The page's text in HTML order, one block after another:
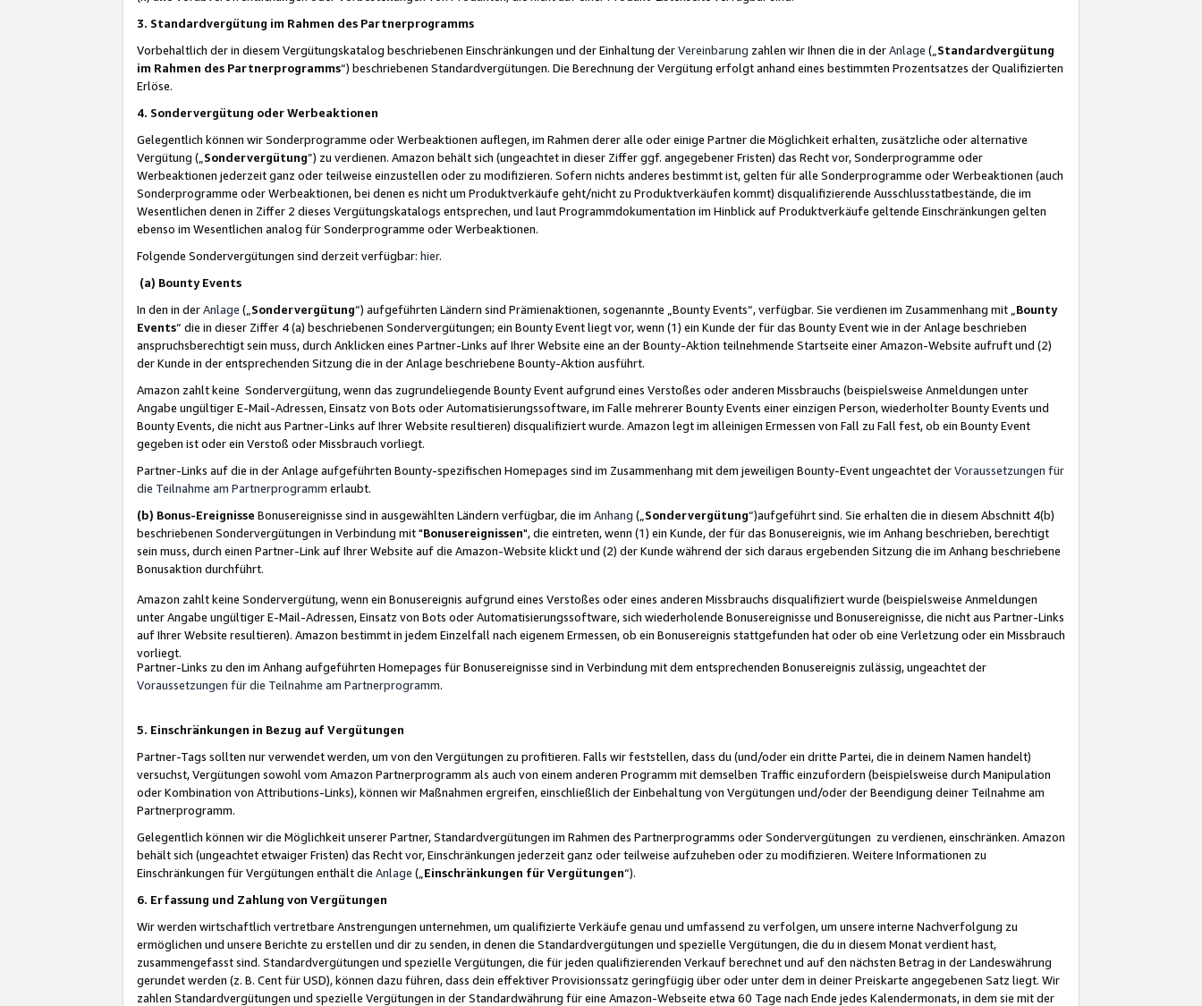
3. Standardvergütung im Rahmen des Partnerprogramms
Vorbehaltlich der in diesem Vergütungskatalog beschriebenen Einschränkungen und der Einhaltung derVereinbarung zahlen wir Ihnen die in derAnlage („ Standardvergütung
im Rahmen des Partnerprogramms“) beschriebenen Standardvergütungen. Die Berechnung der Vergütung erfolgt anhand eines bestimmten Prozentsatzes der Qualifizierten
Erlöse.
4. Sondervergütung oder Werbeaktionen
Gelegentlich können wir Sonderprogramme oder Werbeaktionen auflegen, im Rahmen derer alle oder einige Partner die Möglichkeit erhalten, zusätzliche oder alternative
Vergütung („ Sondervergütung”) zu verdienen. Amazon behält sich (ungeachtet in dieser Ziffer ggf. angegebener Fristen) das Recht vor, Sonderprogramme oder
Werbeaktionen jederzeit ganz oder teilweise einzustellen oder zu modifizieren. Sofern nichts anderes bestimmt ist, gelten für alle Sonderprogramme oder Werbeaktionen (auch
Sonderprogramme oder Werbeaktionen, bei denen es nicht um Produktverkäufe geht/nicht zu Produktverkäufen kommt) disqualifizierende Ausschlusstatbestände, die im
Wesentlichen denen in Ziffer 2 dieses Vergütungskatalogs entsprechen, und laut Programmdokumentation im Hinblick auf Produktverkäufe geltende Einschränkungen gelten
ebenso im Wesentlichen analog für Sonderprogramme oder Werbeaktionen.
Folgende Sondervergütungen sind derzeit verfügbar: hier.
(a) Bounty Events
In den in derAnlage („ Sondervergütung“) aufgeführten Ländern sind Prämienaktionen, sogenannte „Bounty Events“, verfügbar. Sie verdienen im Zusammenhang mit „ Bounty
Events“ die in dieser Ziffer 4 (a) beschriebenen Sondervergütungen; ein Bounty Event liegt vor, wenn (1) ein Kunde der für das Bounty Event wie in der Anlage beschrieben
anspruchsberechtigt sein muss, durch Anklicken eines Partner-Links auf Ihrer Website eine an der Bounty-Aktion teilnehmende Startseite einer Amazon-Website aufruft und (2)
der Kunde in der entsprechenden Sitzung die in der Anlage beschriebene Bounty-Aktion ausführt.
Amazon zahlt keine Sondervergütung, wenn das zugrundeliegende Bounty Event aufgrund eines Verstoßes oder anderen Missbrauchs (beispielsweise Anmeldungen unter
Angabe ungültiger E-Mail-Adressen, Einsatz von Bots oder Automatisierungssoftware, im Falle mehrerer Bounty Events einer einzigen Person, wiederholter Bounty Events und
Bounty Events, die nicht aus Partner-Links auf Ihrer Website resultieren) disqualifiziert wurde. Amazon legt im alleinigen Ermessen von Fall zu Fall fest, ob ein Bounty Event
gegeben ist oder ein Verstoß oder Missbrauch vorliegt.
Partner-Links auf die in der Anlage aufgeführten Bounty-spezifischen Homepages sind im Zusammenhang mit dem jeweiligen Bounty-Event ungeachtet derVoraussetzungen für
die Teilnahme am Partnerprogramm erlaubt.
(b) Bonus-Ereignisse Bonusereignisse sind in ausgewählten Ländern verfügbar, die im Anhang („ Sondervergütung“)aufgeführt sind. Sie erhalten die in diesem Abschnitt 4(b)
beschriebenen Sondervergütungen in Verbindung mit "Bonusereignissen", die eintreten, wenn (1) ein Kunde, der für das Bonusereignis, wie im Anhang beschrieben, berechtigt
sein muss, durch einen Partner-Link auf Ihrer Website auf die Amazon-Website klickt und (2) der Kunde während der sich daraus ergebenden Sitzung die im Anhang beschriebene
Bonusaktion durchführt.
Amazon zahlt keine Sondervergütung, wenn ein Bonusereignis aufgrund eines Verstoßes oder eines anderen Missbrauchs disqualifiziert wurde (beispielsweise Anmeldungen
unter Angabe ungültiger E-Mail-Adressen, Einsatz von Bots oder Automatisierungssoftware, sich wiederholende Bonusereignisse und Bonusereignisse, die nicht aus Partner-Links
auf Ihrer Website resultieren). Amazon bestimmt in jedem Einzelfall nach eigenem Ermessen, ob ein Bonusereignis stattgefunden hat oder ob eine Verletzung oder ein Missbrauch
vorliegt.
Partner-Links zu den im Anhang aufgeführten Homepages für Bonusereignisse sind in Verbindung mit dem entsprechenden Bonusereignis zulässig, ungeachtet der
Voraussetzungen für die Teilnahme am Partnerprogramm.
5. Einschränkungen in Bezug auf Vergütungen
Partner-Tags sollten nur verwendet werden, um von den Vergütungen zu profitieren. Falls wir feststellen, dass du (und/oder ein dritte Partei, die in deinem Namen handelt)
versuchst, Vergütungen sowohl vom Amazon Partnerprogramm als auch von einem anderen Programm mit demselben Traffic einzufordern (beispielsweise durch Manipulation
oder Kombination von Attributions-Links), können wir Maßnahmen ergreifen, einschließlich der Einbehaltung von Vergütungen und/oder der Beendigung deiner Teilnahme am
Partnerprogramm.
Gelegentlich können wir die Möglichkeit unserer Partner, Standardvergütungen im Rahmen des Partnerprogramms oder Sondervergütungen zu verdienen, einschränken. Amazon
behält sich (ungeachtet etwaiger Fristen) das Recht vor, Einschränkungen jederzeit ganz oder teilweise aufzuheben oder zu modifizieren. Weitere Informationen zu
Einschränkungen für Vergütungen enthält die Anlage („ Einschränkungen für Vergütungen“).
6. Erfassung und Zahlung von Vergütungen
Wir werden wirtschaftlich vertretbare Anstrengungen unternehmen, um qualifizierte Verkäufe genau und umfassend zu verfolgen, um unsere interne Nachverfolgung zu
ermöglichen und unsere Berichte zu erstellen und dir zu senden, in denen die Standardvergütungen und spezielle Vergütungen, die du in diesem Monat verdient hast,
zusammengefasst sind. Standardvergütungen und spezielle Vergütungen, die für jeden qualifizierenden Verkauf berechnet und auf den nächsten Betrag in der Landeswährung
gerundet werden (z. B. Cent für USD), können dazu führen, dass dein effektiver Provisionssatz geringfügig über oder unter dem in deiner Preiskarte angegebenen Satz liegt. Wir
zahlen Standardvergütungen und spezielle Vergütungen in der Standardwährung für eine Amazon-Webseite etwa 60 Tage nach Ende jedes Kalendermonats, in dem sie mit der